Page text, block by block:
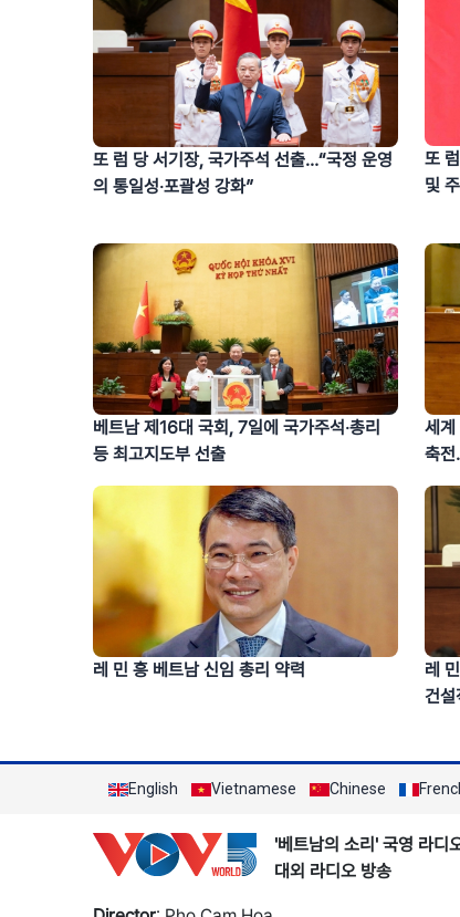
또 럼 당 서기장, 국가주석 선출…“국정 운영
의 통일성‧포괄성 강화”
또
및
베트남 제16대 국회, 7일에 국가주석‧총리
등 최고지도부 선출
세계
축
레 민 흥 베트남 신임 총리 약력
레
건
English Vietnamese Chinese
'베트남의 소리' 국영 라디
대외 라디오 방송